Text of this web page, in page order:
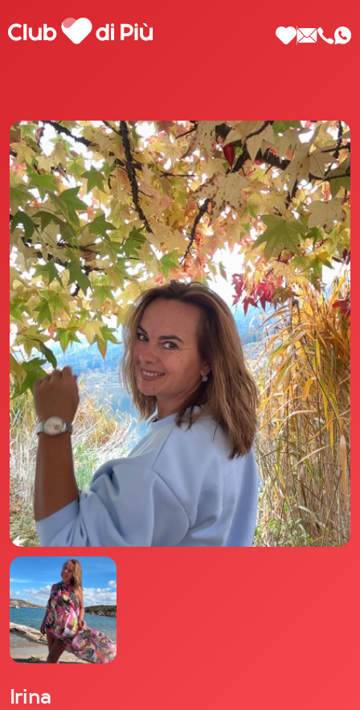
Scopri Club di Più
Le testimonianze Club di Più
La fondatrice Valeria Pilla
Annunci Donne
Agenzia matrimoniale Club di Più
Love Notebook
Il libro Donna di Cuori
Quanto costa Club di Più
Love Academy
Domande Frequenti
Impegno Sociale
Le nostre sedi
Facebook
YouTube
Instagram
TikTok
Irina